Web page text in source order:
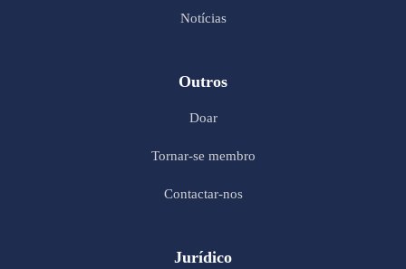
Notícias
Outros
Doar
Tornar-se membro
Contactar-nos
Jurídico